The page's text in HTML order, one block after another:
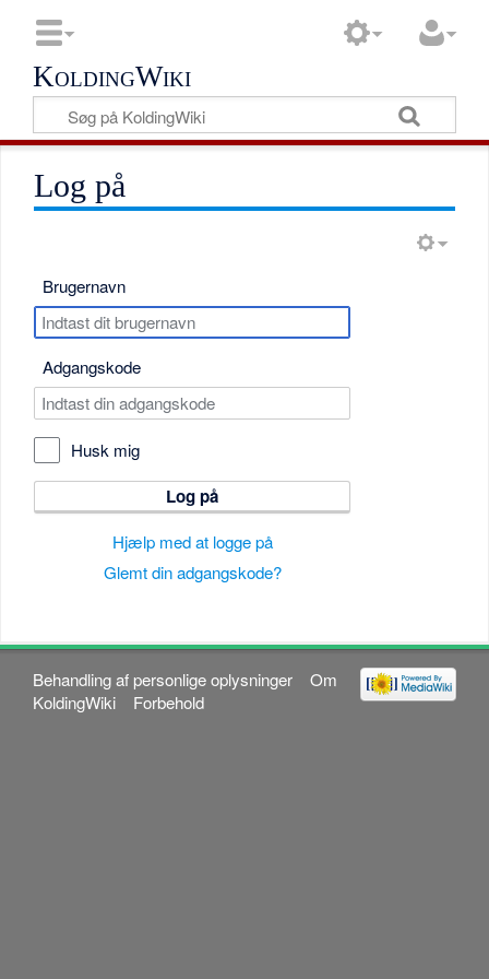
KoldingWiki
Log på
Brugernavn
Adgangskode
Husk mig
Log på
Hjælp med at logge på
Glemt din adgangskode?
Behandling af personlige oplysninger
Om
KoldingWiki
Forbehold